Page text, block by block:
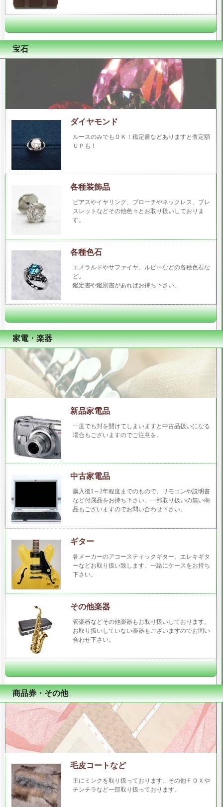
宝石
ダイヤモンド
ルースのみでもＯＫ！鑑定書などありますと査定額
ＵＰも！
各種装飾品
ピアスやイヤリング、ブローチやネックレス、ブレ
スレットなどその他色々とお取り扱いしておりま
す。
各種色石
エメラルドやサファイヤ、ルビーなどの各種色石な
ど。
鑑定書や鑑別書があればお持ち下さい。
家電・楽器
新品家電品
一度でも封を開けてしまいますと中古品扱いになる
場合もございますのでご注意を。
中古家電品
購入後1～2年程度までのもので、リモコンや説明書
など付属品をお持ち下さい。一部取り扱いの無い商
品もございますのでお問い合わせ下さい。
ギター
各メーカーのアコースティックギター、エレキギタ
ーなどお取り扱い致します。一緒にケースをお持ち
下さい。
その他楽器
管楽器などその他楽器もお取り扱いしております。
お取り扱いしていない楽器もございますのでお問い
合わせ下さい。
商品券・その他
毛皮コートなど
主にミンクを取り扱っております。その他ＦＯＸや
チンチラなど一部取り扱っております。